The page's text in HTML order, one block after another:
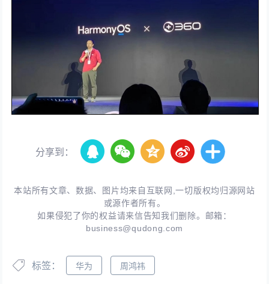
分享到：
本站所有文章、数据、图片均来自互联网,一切版权均归源网站
或源作者所有。
如果侵犯了你的权益请来信告知我们删除。邮箱：
business@qudong.com
标签： 华为 周鸿祎